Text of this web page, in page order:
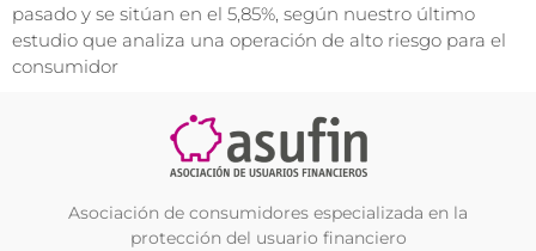
pasado y se sitúan en el 5,85%, según nuestro último
estudio que analiza una operación de alto riesgo para el
consumidor
Asociación de consumidores especializada en la
protección del usuario financiero